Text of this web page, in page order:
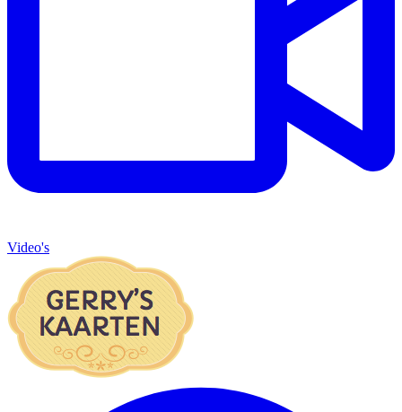
Video's